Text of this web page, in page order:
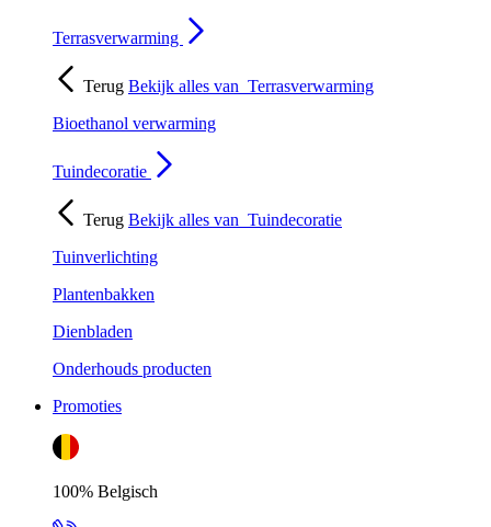
Terrasverwarming
Terug Bekijk alles van Terrasverwarming
Bioethanol verwarming
Tuindecoratie
Terug Bekijk alles van Tuindecoratie
Tuinverlichting
Plantenbakken
Dienbladen
Onderhouds producten
Promoties
100% Belgisch